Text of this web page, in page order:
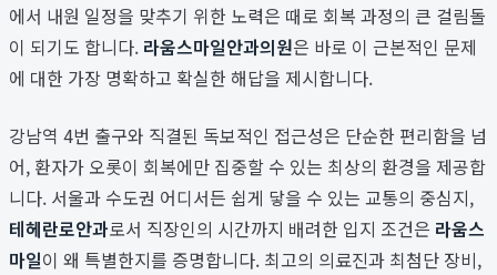
에서 내원 일정을 맞추기 위한 노력은 때로 회복 과정의 큰 걸림돌
이 되기도 합니다. 라움스마일안과의원은 바로 이 근본적인 문제
에 대한 가장 명확하고 확실한 해답을 제시합니다.
강남역 4번 출구와 직결된 독보적인 접근성은 단순한 편리함을 넘
어, 환자가 오롯이 회복에만 집중할 수 있는 최상의 환경을 제공합
니다. 서울과 수도권 어디서든 쉽게 닿을 수 있는 교통의 중심지,
테헤란로안과로서 직장인의 시간까지 배려한 입지 조건은 라움스
마일이 왜 특별한지를 증명합니다. 최고의 의료진과 최첨단 장비,